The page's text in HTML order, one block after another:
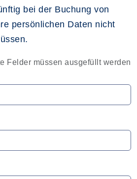
bei der Buchung von
persönlichen Daten nicht
Felder müssen ausgefüllt werden